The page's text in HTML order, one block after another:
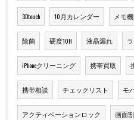
3Dtouch 10月カレンダー メモ
除菌 硬度10H 液晶漏れ
iPhoneクリーニング 携帯買取
携帯相談 チェックリスト モ
アクティベーションロック 画面